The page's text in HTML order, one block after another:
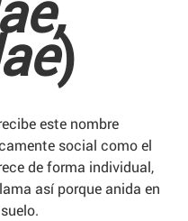
)
este nombre
social como el
de forma individual,
así porque anida en